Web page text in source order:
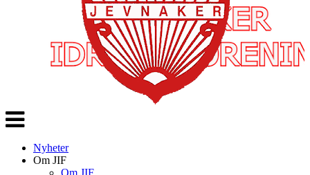
Veksle
navigasjon
Nyheter
Om JIF
Om JIF